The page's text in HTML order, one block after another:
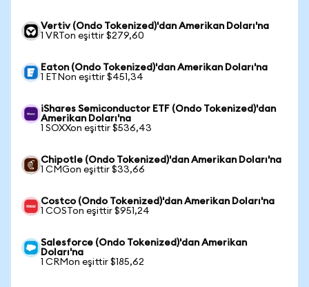
Vertiv (Ondo Tokenized)'dan Amerikan Doları'na
1 VRTon eşittir $279,60
Eaton (Ondo Tokenized)'dan Amerikan Doları'na
1 ETNon eşittir $451,34
iShares Semiconductor ETF (Ondo Tokenized)'dan
Amerikan Doları'na
1 SOXXon eşittir $536,43
Chipotle (Ondo Tokenized)'dan Amerikan Doları'na
1 CMGon eşittir $33,66
Costco (Ondo Tokenized)'dan Amerikan Doları'na
1 COSTon eşittir $951,24
Salesforce (Ondo Tokenized)'dan Amerikan
Doları'na
1 CRMon eşittir $185,62